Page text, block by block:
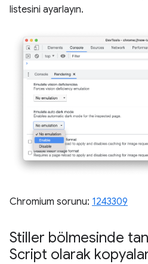
listesini ayarlayın.
Chromium sorunu: 1243309
Stiller bölmesinde
Script olarak